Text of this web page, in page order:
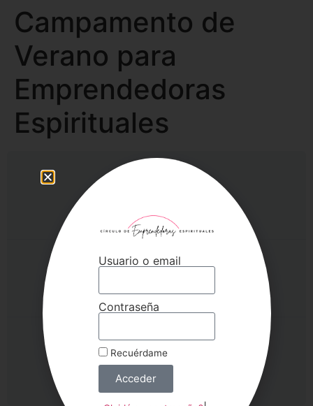
Campamento de
Verano para
Emprendedoras
Espirituales
Precio
Primeros pasos
Este curso está cerrado actualmente
Usuario o email
Contraseña
Recuérdame
Acceder